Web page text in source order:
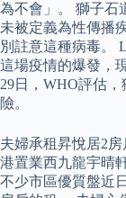
為不會」。 獅子石
未被定義為性傳播
別註意這種病毒。
這場疫情的爆發，
29日，WHO評估
險。
夫婦承租昇悅居2
港置業西九龍宇晴
不少市區優質盤近